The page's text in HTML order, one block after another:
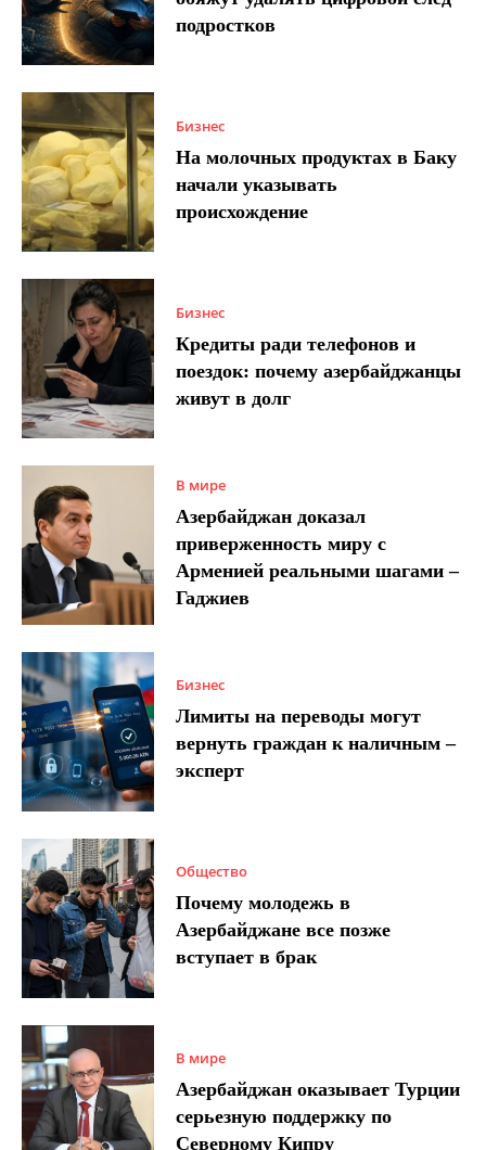
подростков
Бизнес
На молочных продуктах в Баку
начали указывать
происхождение
Бизнес
Кредиты ради телефонов и
поездок: почему азербайджанцы
живут в долг
В мире
Азербайджан доказал
приверженность миру с
Арменией реальными шагами –
Гаджиев
Бизнес
Лимиты на переводы могут
вернуть граждан к наличным –
эксперт
Общество
Почему молодежь в
Азербайджане все позже
вступает в брак
В мире
Азербайджан оказывает Турции
серьезную поддержку по
Северному Кипру